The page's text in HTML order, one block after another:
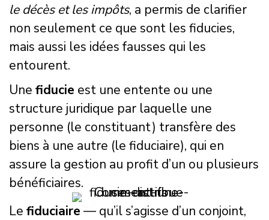
le décès et les impôts, a permis de clarifier
non seulement ce que sont les fiducies,
mais aussi les idées fausses qui les
entourent.
Une fiducie est une entente ou une
structure juridique par laquelle une
personne (le constituant) transfère des
biens à une autre (le fiduciaire), qui en
assure la gestion au profit d’un ou plusieurs
bénéficiaires.
Le fiduciaire — qu’il s’agisse d’un conjoint,